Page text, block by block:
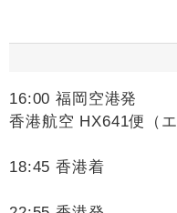
16:00 福岡空港発
香港航空 HX641便（エ
18:45 香港着